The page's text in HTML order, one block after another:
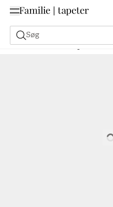
Søg
Malerfarve Bestilling Udfra NCS